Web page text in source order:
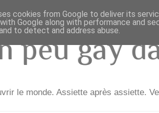
peu gay
le monde. Assiette après assiette.
cookies from Google to deliver its
Google along with performance and
to detect and address abuse.